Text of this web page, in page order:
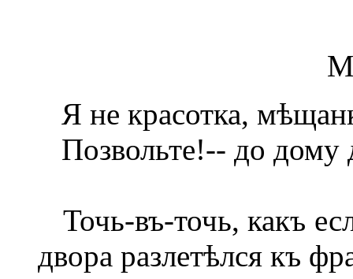
Я не красотка,
Позвольте!-- до дому
Точь-въ-точь, какъ
двора разлетѣлся къ